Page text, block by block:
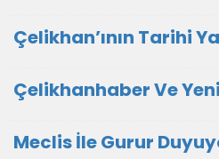
Çelikhan’ının Tarihi
Çelikhanhaber Ve
Meclis İle Gurur